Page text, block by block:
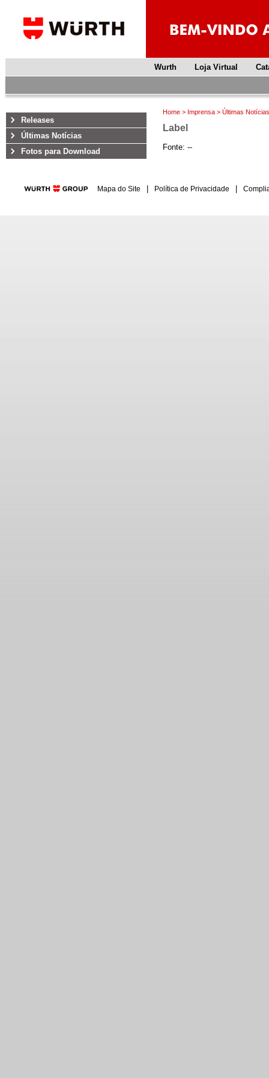
Wurth Loja Virtual
Releases
Últimas Notícias
Fotos para Download
Home > Imprensa > Últimas Notícias
Label
Fonte: --
Mapa do Site Política de Privacidade